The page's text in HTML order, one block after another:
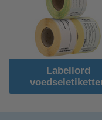
Labellord